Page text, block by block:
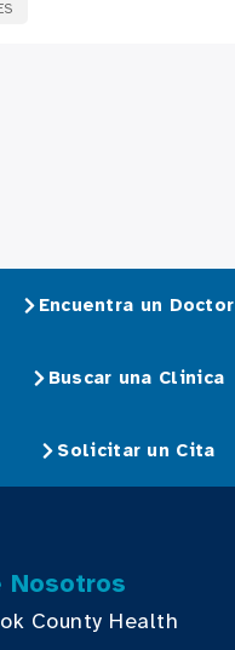
Encuentra un Doctor
Buscar una Clinica
Solicitar un Cita
Nosotros
County Health